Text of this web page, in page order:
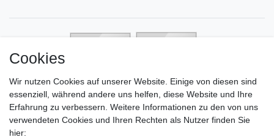
Cookies
Wir nutzen Cookies auf unserer Website. Einige von diesen sind
essenziell, während andere uns helfen, diese Website und Ihre
Erfahrung zu verbessern. Weitere Informationen zu den von uns
verwendeten Cookies und Ihren Rechten als Nutzer finden Sie
hier: